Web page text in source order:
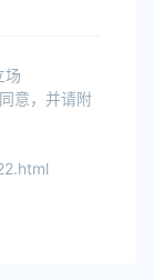
场
意，并请附